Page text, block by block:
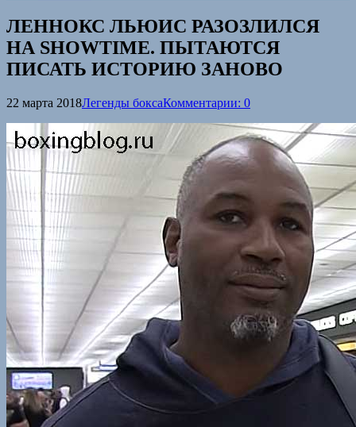
ЛЕННОКС ЛЬЮИС РАЗОЗЛИЛСЯ
НА SHOWTIME. ПЫТАЮТСЯ
ПИСАТЬ ИСТОРИЮ ЗАНОВО
22 марта 2018Легенды боксаКомментарии: 0